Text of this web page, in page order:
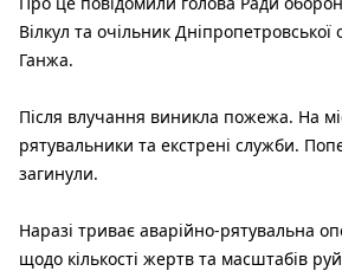
Вілкул та очільник
Ганжа.
Після влучання виникла пожежа. На
рятувальники та екстрені служби.
загинули.
Наразі триває аварійно-рятувальна
щодо кількості жертв та масштабів